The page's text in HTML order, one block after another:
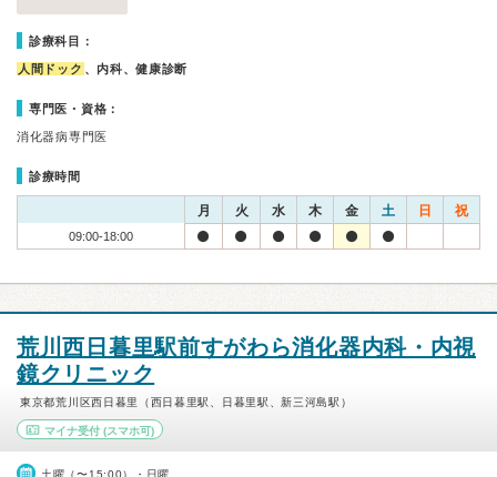
診療科目：
人間ドック 、内科、健康診断
専門医・資格：
消化器病専門医
診療時間
月 火 水 木 金 土 日 祝
09:00-18:00
荒川西日暮里駅前すがわら消化器内科・内視
鏡クリニック
東京都荒川区西日暮里（西日暮里駅、日暮里駅、新三河島駅）
マイナ受付 (スマホ可)
土曜（〜15:00）・日曜